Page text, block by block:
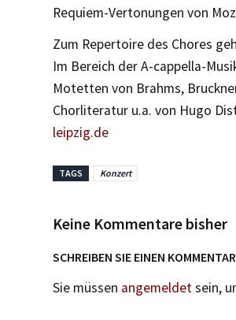
Requiem-Vertonungen von
Zum Repertoire des Chores
Im Bereich der A-cappella-
Motetten von Brahms,
Chorliteratur u.a. von Hugo
leipzig.de
TAGS Konzert
Keine Kommentare bisher
SCHREIBEN SIE EINEN KOMMENTAR
Sie müssen angemeldetsein,